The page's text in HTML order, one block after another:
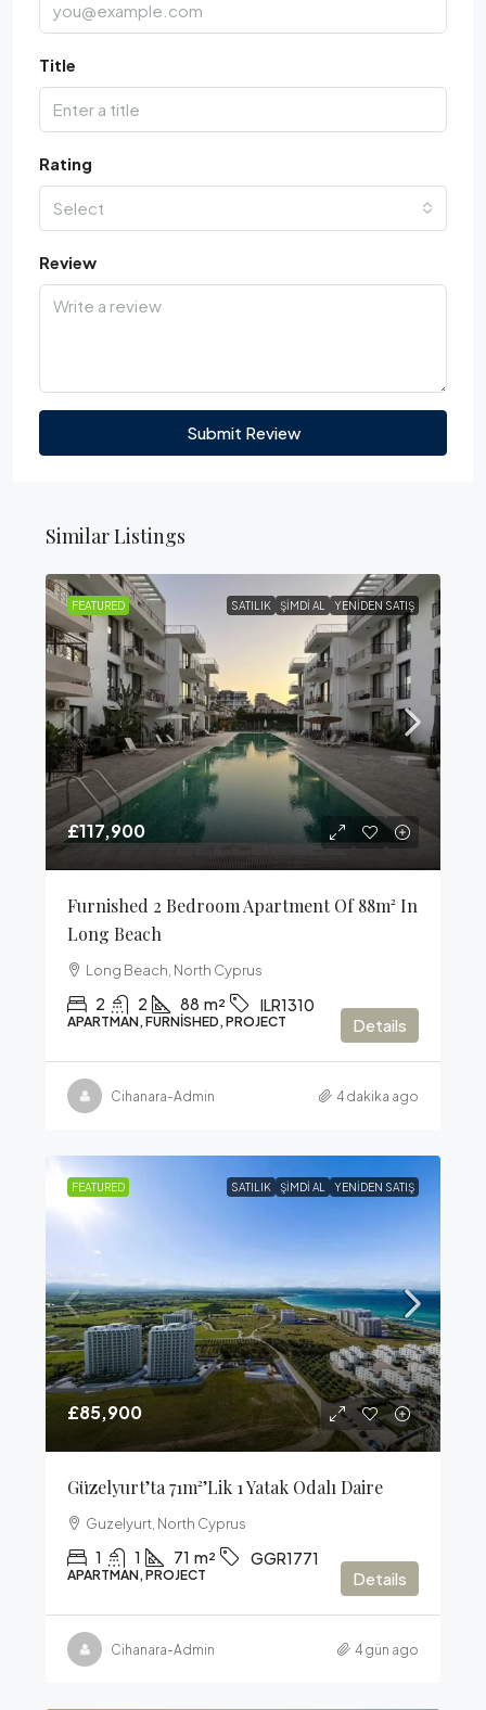
Title
Rating
Select
Review
Submit Review
Similar Listings
FEATURED SATILIK ŞIMDI AL YENIDEN SATIŞ
£117,900
Furnished 2 Bedroom Apartment Of 88m² In
Long Beach
Long Beach, North Cyprus
2 2 88 m² ILR1310
APARTMAN, FURNISHED, PROJECT Details
Cihanara-Admin 4 dakika ago
FEATURED SATILIK ŞIMDI AL YENIDEN SATIŞ
£85,900
Güzelyurt’ta 71m²’lik 1 Yatak Odalı Daire
Guzelyurt, North Cyprus
1 1 71 m² GGR1771
APARTMAN, PROJECT Details
Cihanara-Admin 4 gün ago